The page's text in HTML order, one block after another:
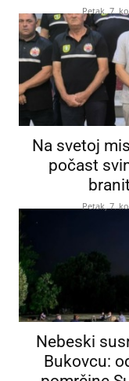
Petak, 7.
Na svetoj
počast
Petak, 7.
Nebeski
Bukovcu: